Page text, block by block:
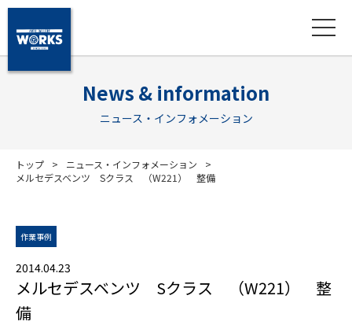
News & information
ニュース・インフォメーション
トップ
ニュース・インフォメーション
メルセデスベンツ Sクラス （W221） 整備
作業事例
2014.04.23
メルセデスベンツ Sクラス （W221） 整
備